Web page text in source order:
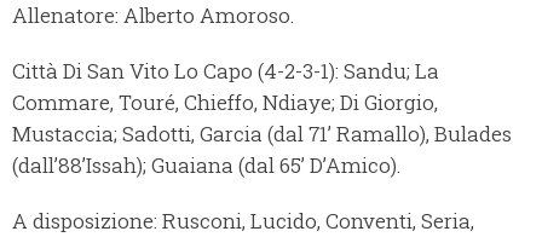
Allenatore: Alberto Amoroso.
Città Di San Vito Lo Capo (4-2-3-1): Sandu; La
Commare, Touré, Chieffo, Ndiaye; Di Giorgio,
Mustaccia; Sadotti, Garcia (dal 71’ Ramallo), Bulades
(dall’88’Issah); Guaiana (dal 65’ D’Amico).
A disposizione: Rusconi, Lucido, Conventi, Seria,